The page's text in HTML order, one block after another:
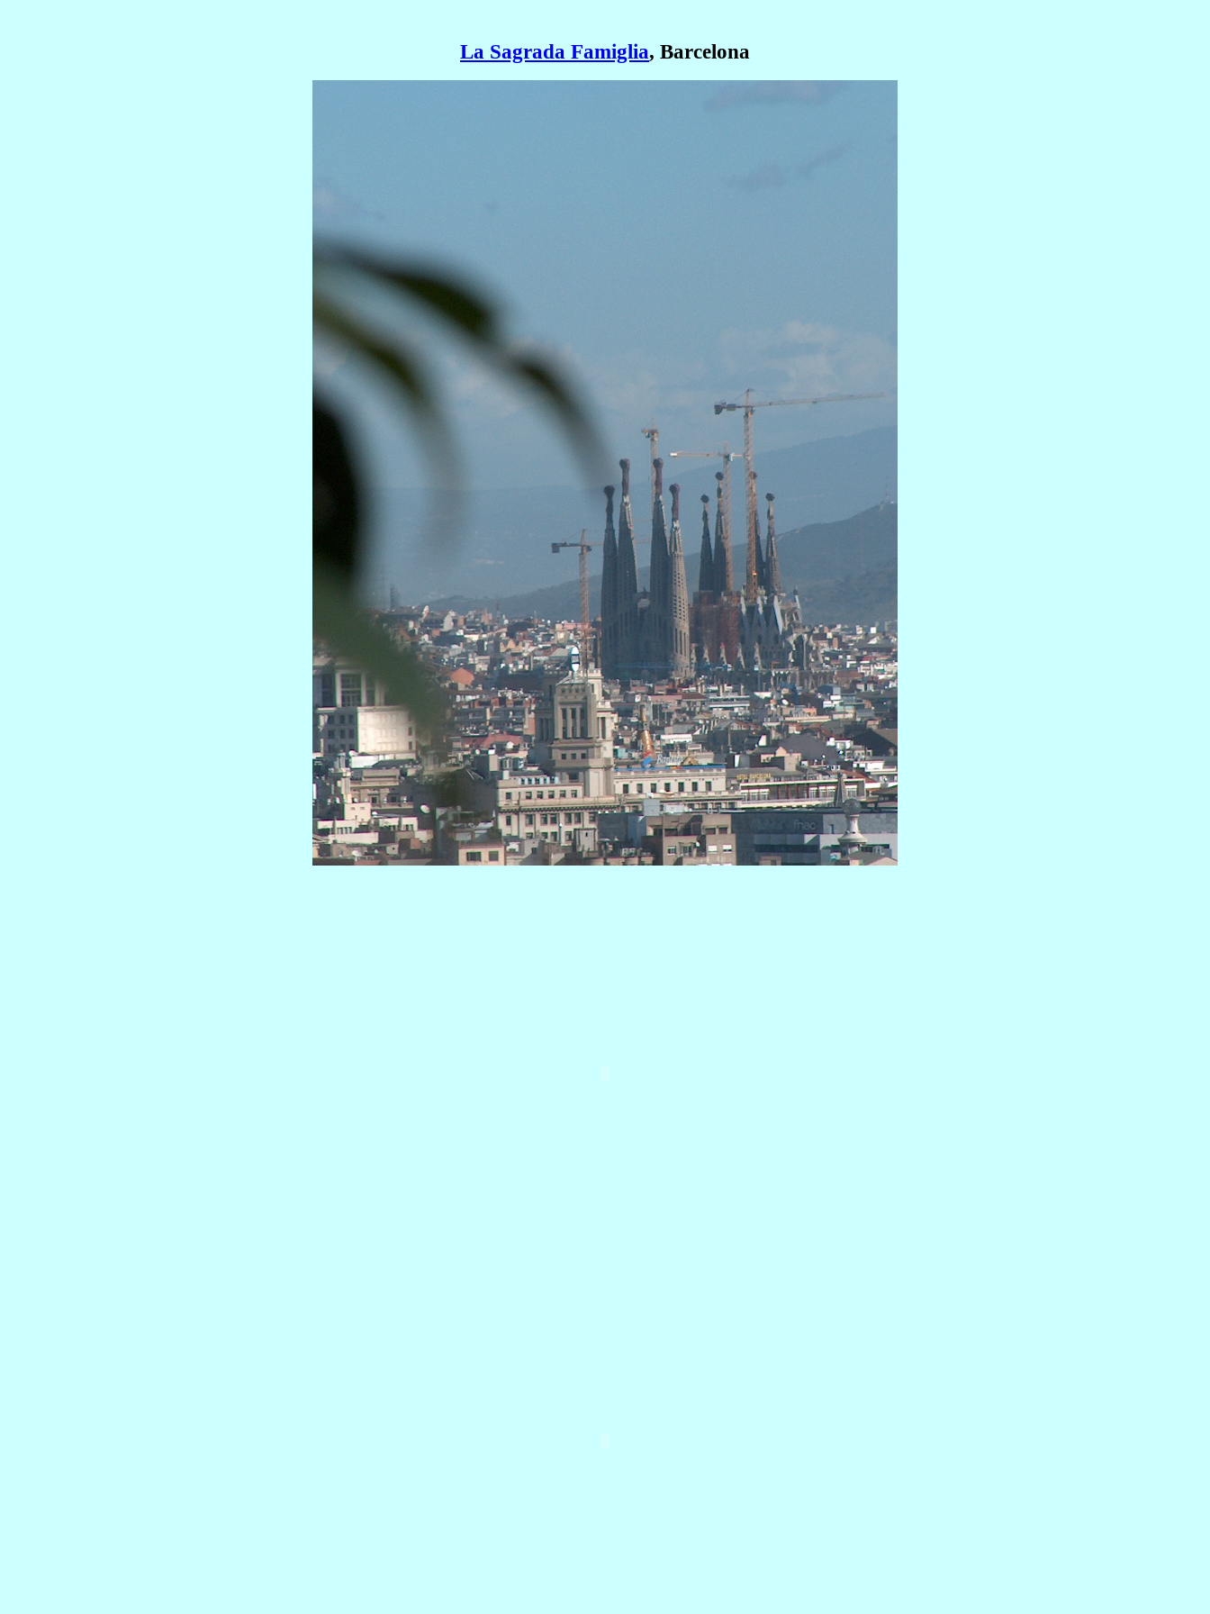
La Sagrada Famiglia, Barcelona